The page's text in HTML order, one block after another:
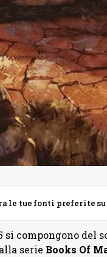
le tue fonti preferite su
si compongono del
serie Books Of